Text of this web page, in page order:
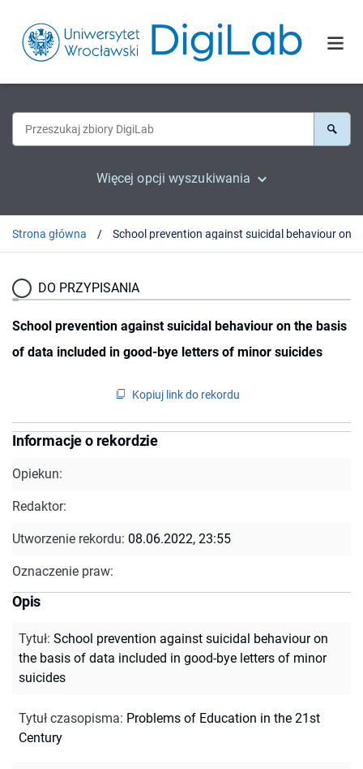
Więcej opcji wyszukiwania
Strona główna
DO PRZYPISANIA
School prevention against suicidal behaviour on the basis
of data included in good-bye letters of minor suicides
Kopiuj link do rekordu
Informacje o rekordzie
Opiekun:
Redaktor:
Utworzenie rekordu: 08.06.2022, 23:55
Oznaczenie praw:
Opis
Tytuł: School prevention against suicidal behaviour on
the basis of data included in good-bye letters of minor
suicides
Tytuł czasopisma: Problems of Education in the 21st
Century